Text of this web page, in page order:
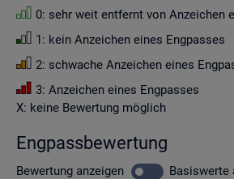
0: sehr weit ent­fernt von An­zei­chen
1: kein An­zei­chen eines Eng­pas­ses
2: schwa­che An­zei­chen eines
3: An­zei­chen eines Eng­pas­ses
X: keine Be­wer­tung mög­lich
Eng­pass­be­wer­tung
Be­wer­tung an­zei­gen Ba­sis­wer­te